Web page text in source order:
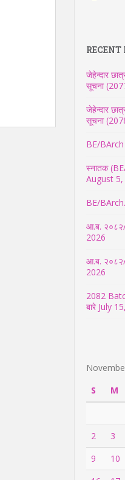
RECENT
जेहेन्दार
सूचना
जेहेन्दार
सूचना
BE/
स्नातक
August 5,
BE/
आ.ब. २०८२/
2026
आ.ब. २०८२/
2026
2082
बारे July
S
M
2
3
9
10